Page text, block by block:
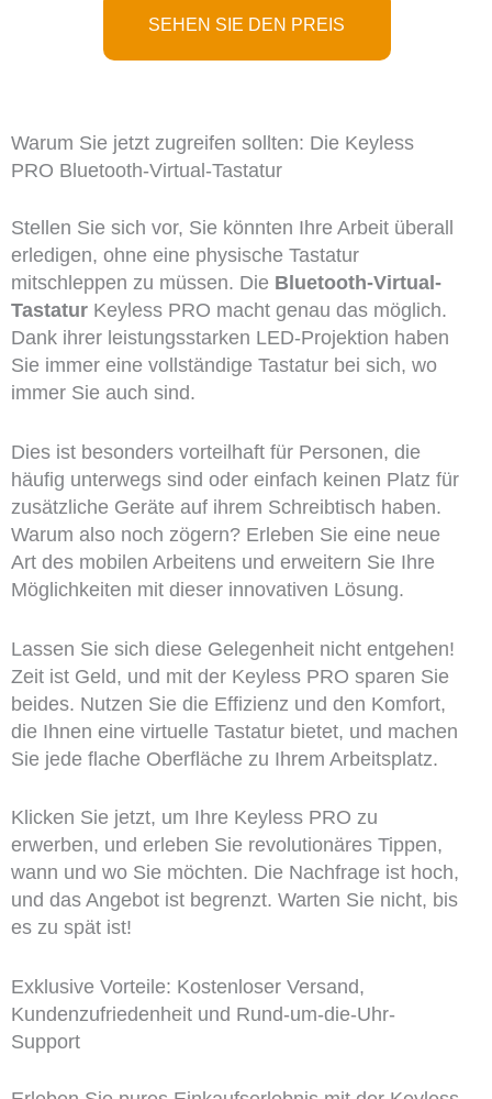
SEHEN SIE DEN PREIS
Warum Sie jetzt zugreifen sollten: Die Keyless
PRO Bluetooth-Virtual-Tastatur
Stellen Sie sich vor, Sie könnten Ihre Arbeit überall
erledigen, ohne eine physische Tastatur
mitschleppen zu müssen. Die Bluetooth-Virtual-
TastaturKeyless PRO macht genau das möglich.
Dank ihrer leistungsstarken LED-Projektion haben
Sie immer eine vollständige Tastatur bei sich, wo
immer Sie auch sind.
Dies ist besonders vorteilhaft für Personen, die
häufig unterwegs sind oder einfach keinen Platz für
zusätzliche Geräte auf ihrem Schreibtisch haben.
Warum also noch zögern? Erleben Sie eine neue
Art des mobilen Arbeitens und erweitern Sie Ihre
Möglichkeiten mit dieser innovativen Lösung.
Lassen Sie sich diese Gelegenheit nicht entgehen!
Zeit ist Geld, und mit der Keyless PRO sparen Sie
beides. Nutzen Sie die Effizienz und den Komfort,
die Ihnen eine virtuelle Tastatur bietet, und machen
Sie jede flache Oberfläche zu Ihrem Arbeitsplatz.
Klicken Sie jetzt, um Ihre Keyless PRO zu
erwerben, und erleben Sie revolutionäres Tippen,
wann und wo Sie möchten. Die Nachfrage ist hoch,
und das Angebot ist begrenzt. Warten Sie nicht, bis
es zu spät ist!
Exklusive Vorteile: Kostenloser Versand,
Kundenzufriedenheit und Rund-um-die-Uhr-
Support